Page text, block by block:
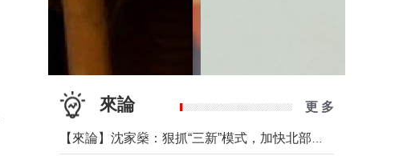
來論 更 多